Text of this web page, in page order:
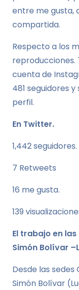
entre me gusta,
compartida.
Respecto a los
reproducciones.
cuenta de
481 seguidores
perfil.
En Twitter.
1,442 seguidores.
7 Retweets
16 me gusta.
139
El trabajo en
Simón Bolívar
Desde las
Simón Bolívar